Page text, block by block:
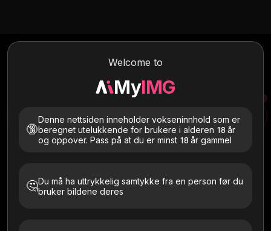
Welcome to
MyIMG
🔞
Denne nettsiden inneholder vokseninnhold som er
beregnet utelukkende for brukere i alderen 18 år
og oppover. Pass på at du er minst 18 år gammel
🤔Du må ha uttrykkelig samtykke fra en person før du
bruker bildene deres
Fjern klærne umiddelbart med realistiske resultater. Myimg AI
100 % gratis å prøve.
Klesfjerner AI-dans